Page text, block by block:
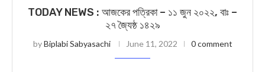
TODAY NEWS : আজকের পত্রিকা – ১১ জুন ২০২২, বাঃ –
২৭ জ্যৈষ্ঠ ১৪২৯
byBiplabi Sabyasachi June 11, 2022 0 comment